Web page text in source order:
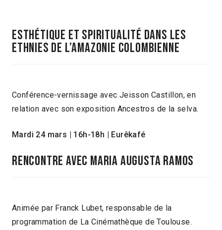
ESTHÉTIQUE ET SPIRITUALITÉ DANS LES
ETHNIES DE L’AMAZONIE COLOMBIENNE
Conférence-vernissage avec Jeisson Castillon, en
relation avec son exposition Ancestros de la selva.
Mardi 24 mars | 16h-18h | Eurêkafé
RENCONTRE AVEC MARIA AUGUSTA RAMOS
Animée par Franck Lubet, responsable de la
programmation de La Cinémathèque de Toulouse.